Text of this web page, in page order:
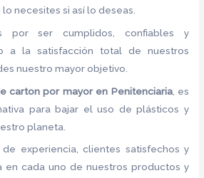
necesites si así lo deseas.
por ser cumplidos, confiables y
a la satisfacción total de nuestros
nuestro mayor objetivo.
carton por mayor en Penitenciaria, es
para bajar el uso de plásticos y
planeta.
experiencia, clientes satisfechos y
en cada uno de nuestros productos y